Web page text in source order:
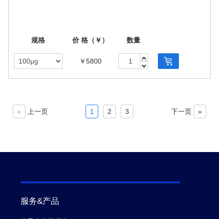
规格 价 格（￥） 数量
￥5800
« 上一页 1 2 3 下一页 »
服务&产品